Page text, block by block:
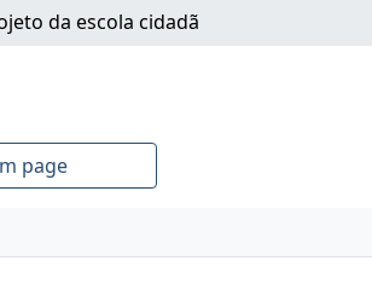
da escola cidadã
page